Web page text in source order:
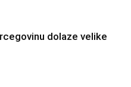
dolaze velike